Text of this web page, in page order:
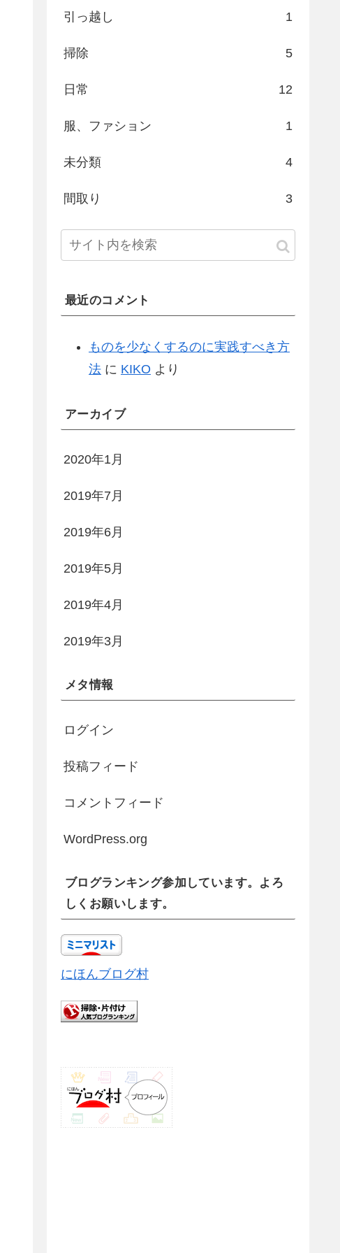
引っ越し 1
掃除 5
日常 12
服、ファション 1
未分類 4
間取り 3
最近のコメント
ものを少なくするのに実践すべき方
法 に KIKO より
アーカイブ
2020年1月
2019年7月
2019年6月
2019年5月
2019年4月
2019年3月
メタ情報
ログイン
投稿フィード
コメントフィード
WordPress.org
ブログランキング参加しています。よろ
しくお願いします。
にほんブログ村